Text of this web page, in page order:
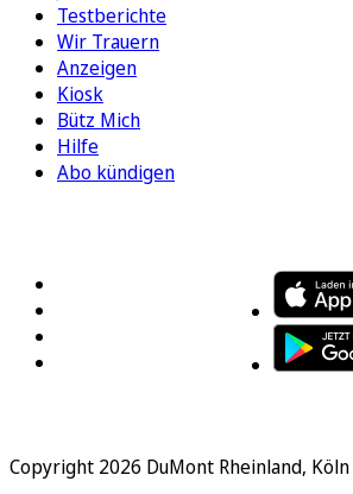
Testberichte
Wir Trauern
Anzeigen
Kiosk
Bütz Mich
Hilfe
Abo kündigen
Copyright 2026 DuMont Rheinland, Köln